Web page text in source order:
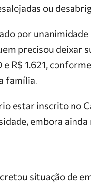
ou
por
precisou deixar
R$ 1.621,
família.
estar inscrito no
embora
situação de